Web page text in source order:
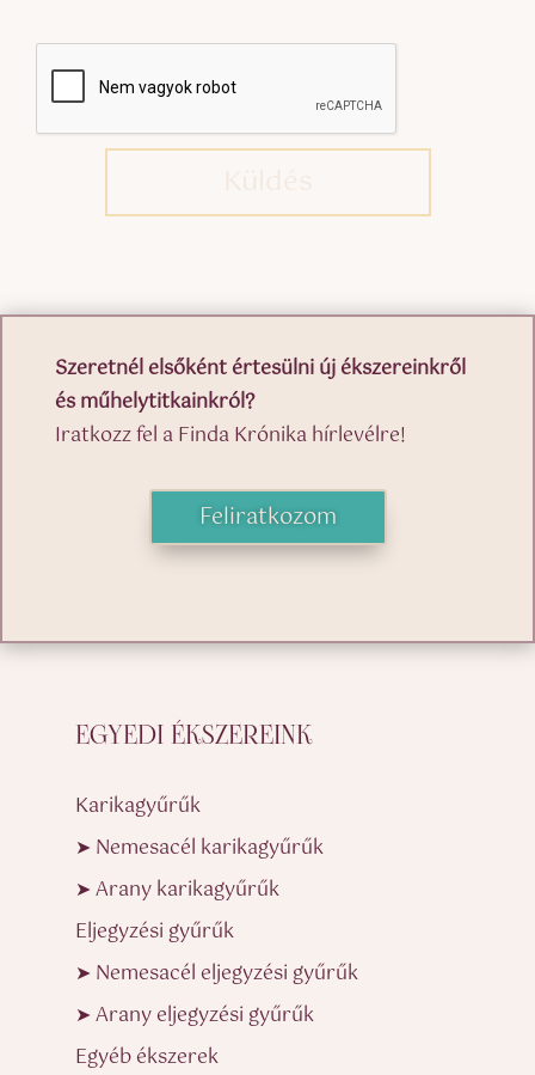
Szeretnél elsőként értesülni új ékszereinkről
és műhelytitkainkról?
Iratkozz fel a Finda Krónika hírlevélre!
Feliratkozom
EGYEDI ÉKSZEREINK
Karikagyűrűk
➤ Nemesacél karikagyűrűk
➤ Arany karikagyűrűk
Eljegyzési gyűrűk
➤ Nemesacél eljegyzési gyűrűk
➤ Arany eljegyzési gyűrűk
Egyéb ékszerek